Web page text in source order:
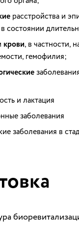
расстройства и
состоянии
крови, в частности,
гемофилия;
и лактация
заболевания
заболевания в